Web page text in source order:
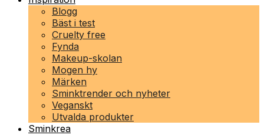
Blogg
Bäst i test
Cruelty free
Fynda
Makeup-skolan
Mogen hy
Märken
Sminktrender och nyheter
Veganskt
Utvalda produkter
Sminkrea